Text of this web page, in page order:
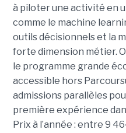
à piloter une activité en
comme le machine
outils décisionnels et la
forte dimension métier.
le programme grande
accessible hors
admissions parallèles
première expérience
Prix à l’année : entre 9